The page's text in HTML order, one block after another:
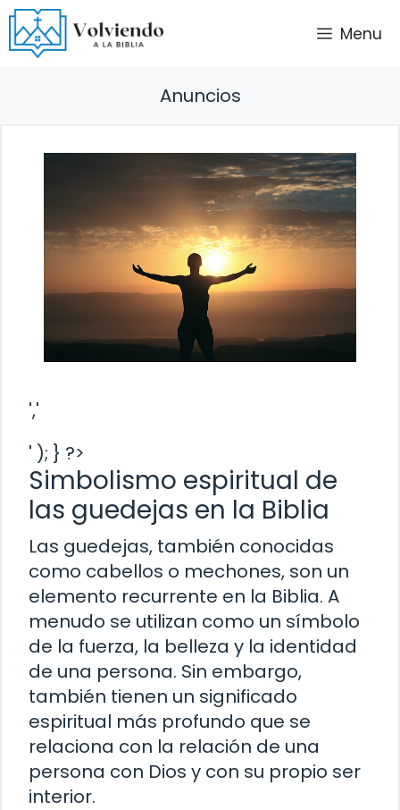
Saltar
al
contenido
Menu
Anuncios
','
' ); } ?>
Simbolismo espiritual de
las guedejas en la Biblia
Las guedejas, también conocidas
como cabellos o mechones, son un
elemento recurrente en la Biblia. A
menudo se utilizan como un símbolo
de la fuerza, la belleza y la identidad
de una persona. Sin embargo,
también tienen un significado
espiritual más profundo que se
relaciona con la relación de una
persona con Dios y con su propio ser
interior.